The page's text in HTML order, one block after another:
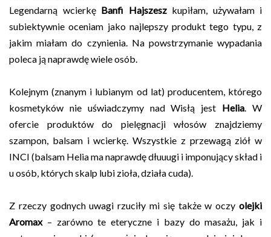
Legendarną wcierkę Banfi Hajszeszkupiłam, używałam i
subiektywnie oceniam jako najlepszy produkt tego typu, z
jakim miałam do czynienia. Na powstrzymanie wypadania
poleca ją naprawdę wiele osób.
Kolejnym (znanym i lubianym od lat) producentem, którego
kosmetyków nie uświadczymy nad Wisłą jest Helia . W
ofercie produktów do pielęgnacji włosów znajdziemy
szampon, balsam i wcierkę. Wszystkie z przewagą ziół w
INCI (balsam Helia ma naprawdę dłuuugi i imponujący skład i
u osób, których skalp lubi zioła, działa cuda).
Z rzeczy godnych uwagi rzuciły mi się także w oczy olejki
Aromax – zarówno te eteryczne i bazy do masażu, jak i